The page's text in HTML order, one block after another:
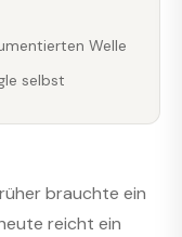
Welle
selbst
brauchte ein
reicht ein